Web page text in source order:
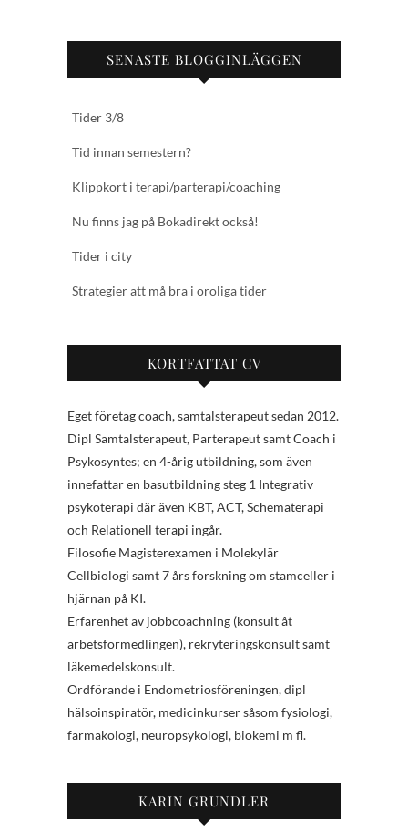
SENASTE BLOGGINLÄGGEN
Tider 3/8
Tid innan semestern?
Klippkort i terapi/parterapi/coaching
Nu finns jag på Bokadirekt också!
Tider i city
Strategier att må bra i oroliga tider
KORTFATTAT CV
Eget företag coach, samtalsterapeut sedan 2012.
Dipl Samtalsterapeut, Parterapeut samt Coach i
Psykosyntes; en 4-årig utbildning, som även
innefattar en basutbildning steg 1 Integrativ
psykoterapi där även KBT, ACT, Schematerapi
och Relationell terapi ingår.
Filosofie Magisterexamen i Molekylär
Cellbiologi samt 7 års forskning om stamceller i
hjärnan på KI.
Erfarenhet av jobbcoachning (konsult åt
arbetsförmedlingen), rekryteringskonsult samt
läkemedelskonsult.
Ordförande i Endometriosföreningen, dipl
hälsoinspiratör, medicinkurser såsom fysiologi,
farmakologi, neuropsykologi, biokemi m fl.
KARIN GRUNDLER